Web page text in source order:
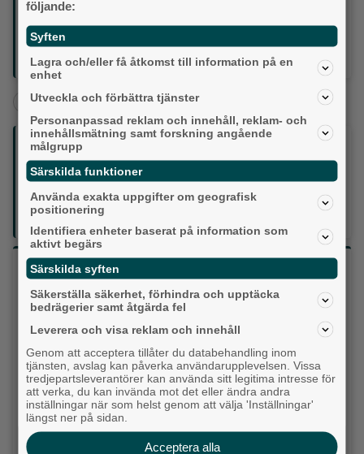
• Ta reda på om fastigheten ligger inom detaljplan
• Kontrollera avstånd till tomtgräns
• Kom ihåg: lovfritt betyder inte regelfritt
• Stäm av förutsättningarna innan byggstart
Partille + Bostad + Kommun
Följ oss på sociala medier:
Din enda lokaltidning som kommer på papper och är helt
GRATIS!
Lokalpressen, på webben, i brevlådan och sociala medier.
Vilket parti skulle du rösta på om det var val
idag?
Socialdemokraterna
Moderaterna
Vänsterpartiet
Sverigedemokraterna
följande:
Syften
Lagra och/eller få åtkomst till information på en
enhet
Utveckla och förbättra tjänster
Personanpassad reklam och innehåll, reklam- och
innehållsmätning samt forskning angående
målgrupp
Särskilda funktioner
Använda exakta uppgifter om geografisk
positionering
Identifiera enheter baserat på information som
aktivt begärs
Särskilda syften
Säkerställa säkerhet, förhindra och upptäcka
bedrägerier samt åtgärda fel
Leverera och visa reklam och innehåll
Genom att acceptera tillåter du databehandling inom
tjänsten, avslag kan påverka användarupplevelsen. Vissa
tredjepartsleverantörer kan använda sitt legitima intresse för
att verka, du kan invända mot det eller ändra andra
inställningar när som helst genom att välja 'Inställningar'
längst ner på sidan.
Acceptera alla